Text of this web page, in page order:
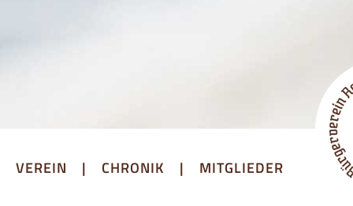
VEREIN | CHRONIK | MITGLIEDER